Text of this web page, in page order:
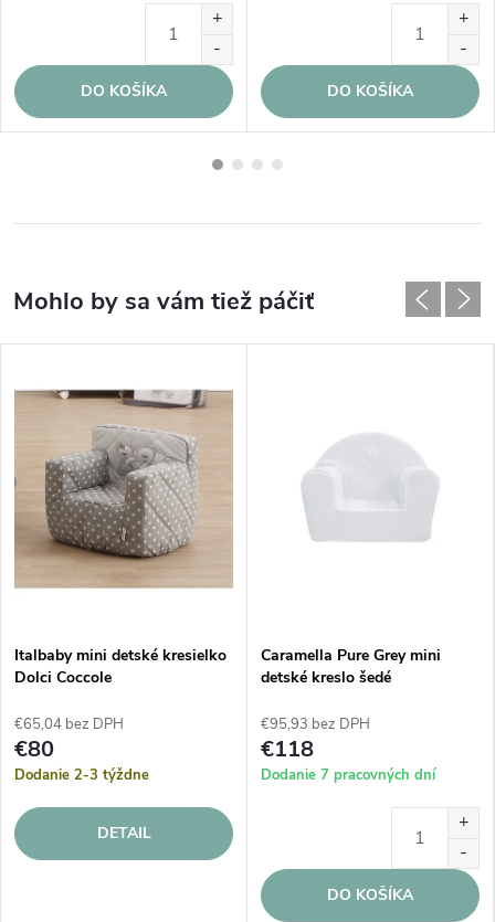
DO KOŠÍKA DO KOŠÍKA
Italbaby mini detské kresielko
Dolci Coccole
€65,04 bez DPH
€80
Dodanie 2-3 týždne
DETAIL
Caramella Pure Grey mini
detské kreslo šedé
€95,93 bez DPH
€118
Dodanie 7 pracovných dní
DO KOŠÍKA